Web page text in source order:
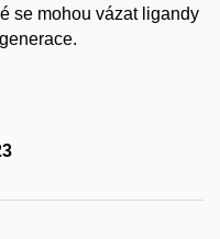
se mohou vázat ligandy